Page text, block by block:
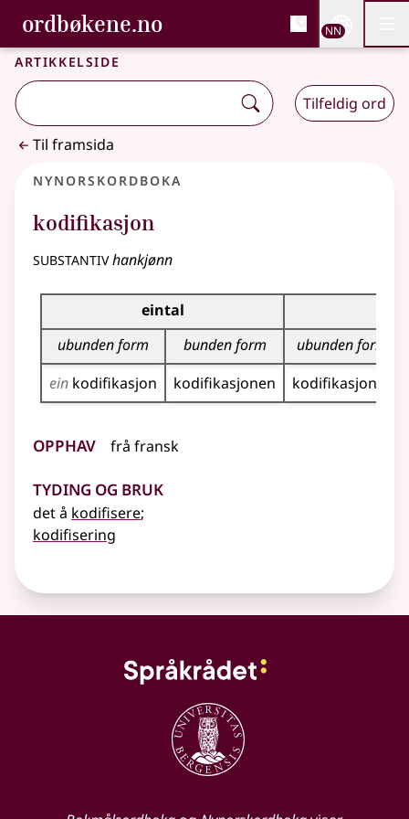
Gå til hovudinnhald
Tilgjenge
ordbøkene.no, Bokmålsordboka og
Bokmålsordboka og Nynorskordboka
NN
Artikkelside
Tilfeldig ord
Til framsida
Nynorskordboka
kodifikasjon
substantivhankjønn
Bøyningstabell for dette substantivet
eintal
ubunden form
bunden form
ubunden form
ein kodifikasjon kodifikasjonen kodifikasjonar
Opphav frå fransk
Tyding og bruk
det å kodifisere;
kodifisering